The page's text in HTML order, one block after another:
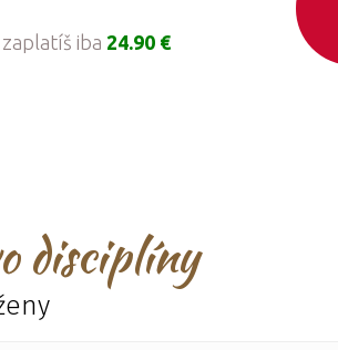
iba 24.90 €
disciplíny